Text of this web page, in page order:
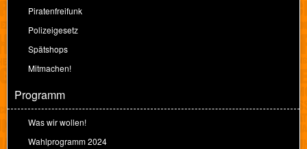
Piratenfreifunk
Polizeigesetz
Spätshops
Mitmachen!
Programm
Was wir wollen!
Wahlprogramm 2024